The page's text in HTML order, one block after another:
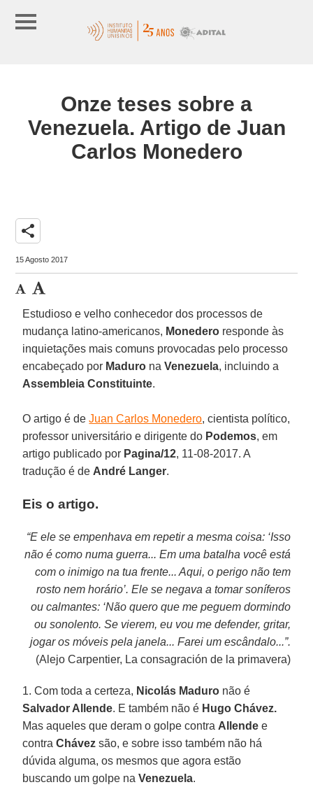
Onze teses sobre a
Venezuela. Artigo de Juan
Carlos Monedero
share
15 Agosto 2017
Estudioso e velho conhecedor dos processos de
mudança latino-americanos, Monedero responde às
inquietações mais comuns provocadas pelo processo
encabeçado por Maduro naVenezuela, incluindo a
Assembleia Constituinte.
O artigo é deJuan Carlos Monedero, cientista político,
professor universitário e dirigente do Podemos, em
artigo publicado por Pagina/12, 11-08-2017. A
tradução é de André Langer.
Eis o artigo.
“E ele se empenhava em repetir a mesma coisa: ‘Isso
não é como numa guerra... Em uma batalha você está
com o inimigo na tua frente... Aqui, o perigo não tem
rosto nem horário’. Ele se negava a tomar soníferos
ou calmantes: ‘Não quero que me peguem dormindo
ou sonolento. Se vierem, eu vou me defender, gritar,
jogar os móveis pela janela... Farei um escândalo...”.
(Alejo Carpentier, La consagración de la primavera)
1. Com toda a certeza, Nicolás Maduro não é
Salvador Allende. E também não é Hugo Chávez.
Mas aqueles que deram o golpe contra Allende e
contraChávez são, e sobre isso também não há
dúvida alguma, os mesmos que agora estão
buscando um golpe naVenezuela.